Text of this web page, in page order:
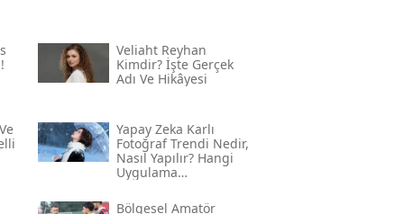
Veliaht Reyhan
Kimdir? İşte Gerçek
Adı Ve Hikâyesi
Yapay Zeka Karlı
Fotoğraf Trendi Nedir,
Nasıl Yapılır? Hangi
Uygulama
Adım Adım Rehber
Bölgesel Amatör